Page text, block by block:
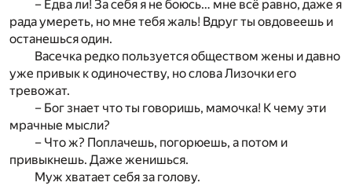
– Едва ли! За себя я не боюсь… мне всё равно, даже я
рада умереть, но мне тебя жаль! Вдруг ты овдовеешь и
останешься один.
Васечка редко пользуется обществом жены и давно
уже привык к одиночеству, но слова Лизочки его
тревожат.
– Бог знает что ты говоришь, мамочка! К чему эти
мрачные мысли?
– Что ж? Поплачешь, погорюешь, а потом и
привыкнешь. Даже женишься.
Муж хватает себя за голову.